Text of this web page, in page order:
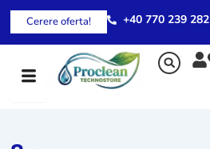
Skip
content
Cerere oferta! +40 770 239 282